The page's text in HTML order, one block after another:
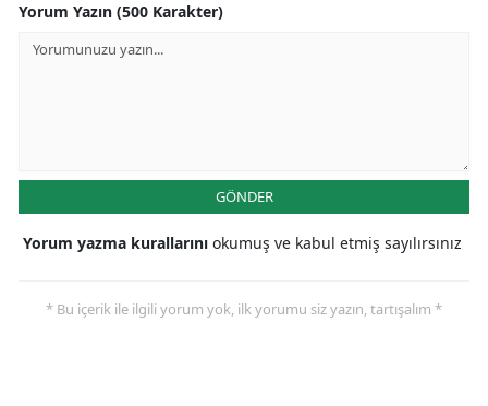
Yorum Yazın (500 Karakter)
GÖNDER
Yorum yazma kurallarını okumuş ve kabul etmiş sayılırsınız
* Bu içerik ile ilgili yorum yok, ilk yorumu siz yazın, tartışalım *